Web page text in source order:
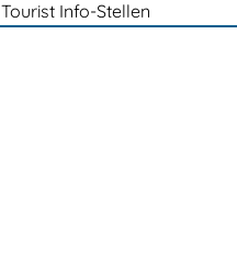
Tourist Info-Stellen